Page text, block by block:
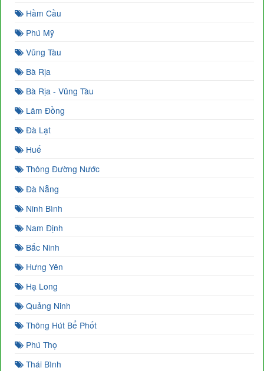
Hầm Cầu
Phú Mỹ
Vũng Tàu
Bà Rịa
Bà Rịa - Vũng Tàu
Lâm Đồng
Đà Lạt
Huế
Thông Đường Nước
Đà Nẵng
Ninh Bình
Nam Định
Bắc Ninh
Hưng Yên
Hạ Long
Quảng Ninh
Thông Hút Bể Phốt
Phú Thọ
Thái Bình